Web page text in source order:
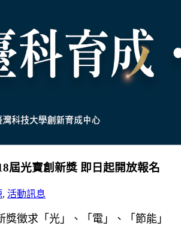
屆光寶創新獎 即日起開放報名
, 活動訊息
徵求「光」、「電」、「節能」